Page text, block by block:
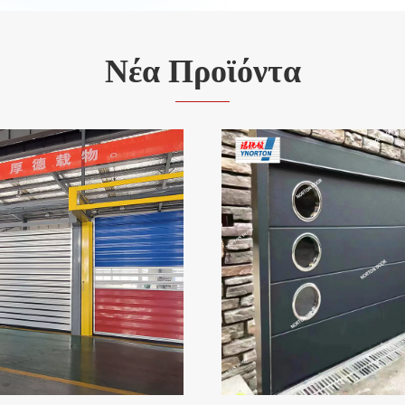
Νέα Προϊόντα